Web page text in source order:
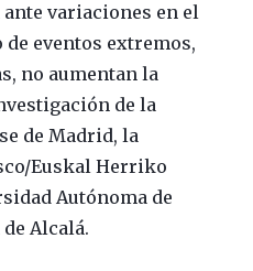
variaciones en el
de eventos extremos,
no aumentan la
de la
de Madrid, la
Euskal Herriko
Autónoma de
Alcalá.